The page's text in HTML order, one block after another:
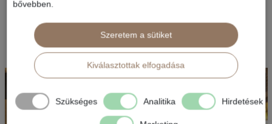
gyönyörködhetünk.
3. nap
bővebben.
Szeretem a sütiket
Kiválasztottak elfogadása
Szükséges Analitika Hirdetések